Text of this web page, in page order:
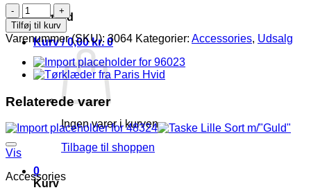
Log ind
Kurv /0,00kr. 0
Ingen varer i kurven.
Tilbage til shoppen
0
Kurv
Tørklæder
fra
Paris
grå
antal
Tilføj til kurv
Varenummer (SKU):3064 Kategorier: Accessories, Udsalg
Relaterede varer
Vis
Accessories